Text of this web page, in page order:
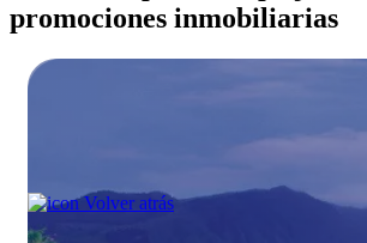
promociones inmobiliarias
Volver atrás